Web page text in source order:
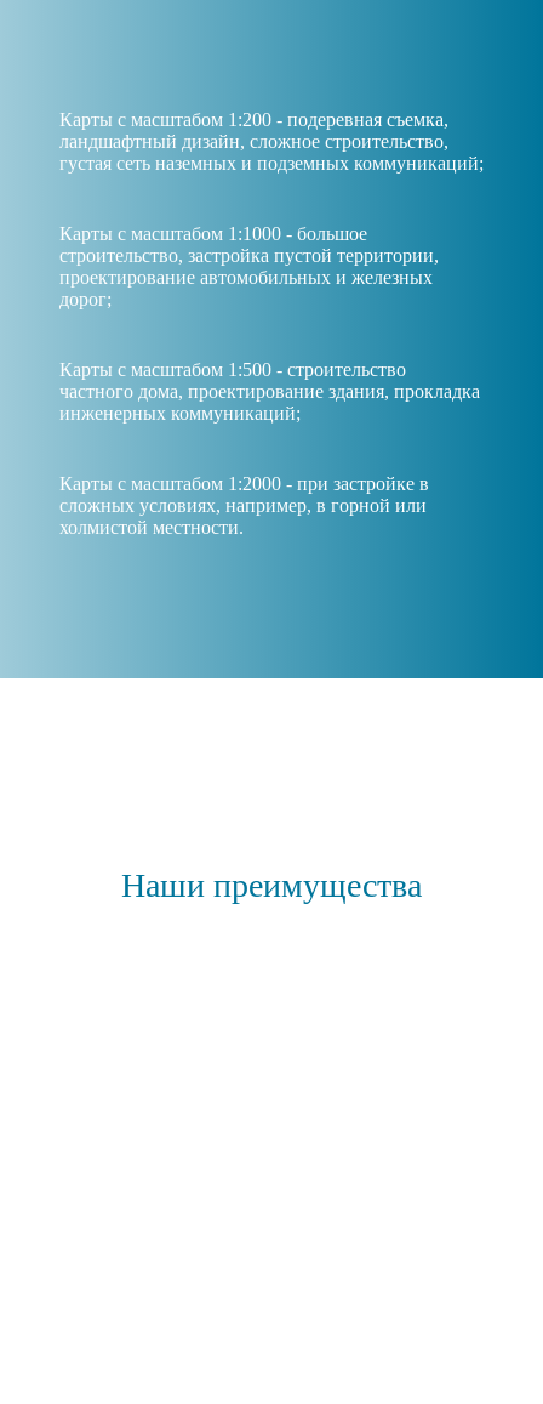
Карты с масштабом 1:200 - подеревная съемка,
ландшафтный дизайн, сложное строительство,
густая сеть наземных и подземных коммуникаций;
Карты с масштабом 1:1000 - большое
строительство, застройка пустой территории,
проектирование автомобильных и железных
дорог;
Карты с масштабом 1:500 - строительство
частного дома, проектирование здания, прокладка
инженерных коммуникаций;
Карты с масштабом 1:2000 - при застройке в
сложных условиях, например, в горной или
холмистой местности.
Наши преимущества